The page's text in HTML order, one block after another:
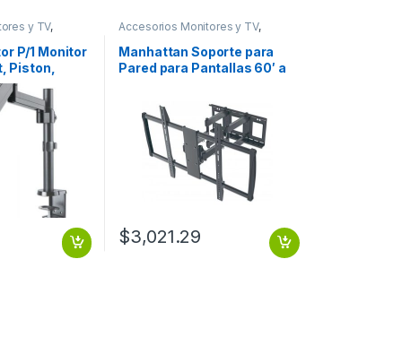
y TV,
P/1 Monitor
Piston,
ESCRIT
LARGO
Accesorios Monitores y TV,
Manhattan Soporte para
Pared para Pantallas 60′ a
100 80KG
$3,021.29